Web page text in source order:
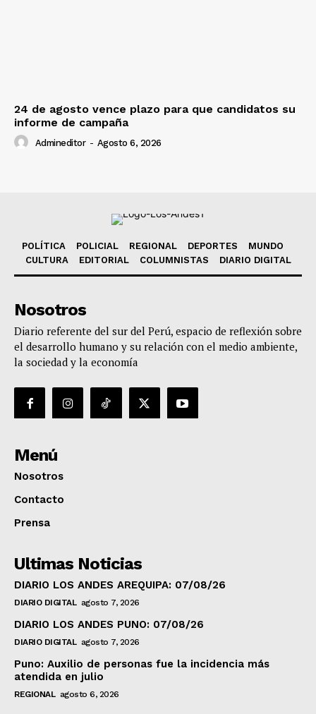
24 de agosto vence plazo para que candidatos su
informe de campaña
Admineditor - Agosto 6, 2026
POLÍTICA POLICIAL REGIONAL DEPORTES
MUNDO
CULTURA
EDITORIAL COLUMNISTAS DIARIO DIGITAL
Nosotros
Diario referente del sur del Perú, espacio de reflexión sobre
el desarrollo humano y su relación con el medio ambiente,
la sociedad y la economía
Menú
Nosotros
Contacto
Prensa
Ultimas Noticias
DIARIO LOS ANDES AREQUIPA: 07/08/26
DIARIO DIGITAL agosto 7, 2026
DIARIO LOS ANDES PUNO: 07/08/26
DIARIO DIGITAL agosto 7, 2026
Puno: Auxilio de personas fue la incidencia más
atendida en julio
REGIONAL agosto 6, 2026